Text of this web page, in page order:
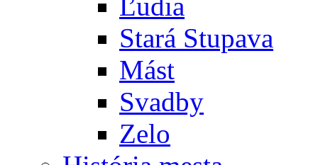
Ľudia
Stará Stupava
Mást
Svadby
Zelo